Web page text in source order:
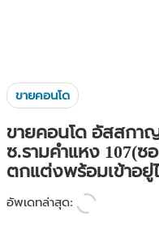
ขายคอนโด
ขายคอนโด อัสสกา
ซ.รามคำแหง 107(
ตกแต่งพร้อมเข้าอยู่
อัพเดทล่าสุด: